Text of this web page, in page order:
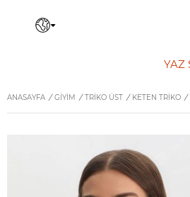
YAZ
ANASAYFA / GİYİM / TRIKO ÜST / KETEN TRIKO /